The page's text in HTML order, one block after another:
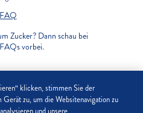
FAQ
Zucker? Dann schau bei
vorbei.
klicken, stimmen Sie der
zu, um die Websitenavigation zu